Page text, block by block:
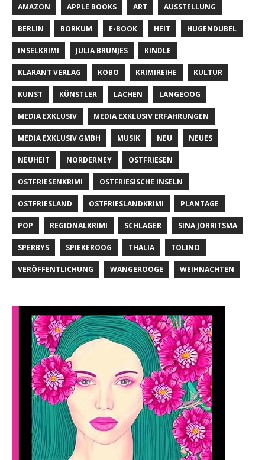
AMAZON APPLE BOOKS ART AUSSTELLUNG
BERLIN BORKUM E-BOOK HEIT HUGENDUBEL
INSELKRIMI JULIA BRUNJES KINDLE
KLARANT VERLAG KOBO KRIMIREIHE KULTUR
KUNST KÜNSTLER LACHEN LANGEOOG
MEDIA EXKLUSIV MEDIA EXKLUSIV ERFAHRUNGEN
MEDIA EXKLUSIV GMBH MUSIK NEU NEUES
NEUHEIT NORDERNEY OSTFRIESEN
OSTFRIESENKRIMI OSTFRIESISCHE INSELN
OSTFRIESLAND OSTFRIESLANDKRIMI PLANTAGE
POP REGIONALKRIMI SCHLAGER SINA JORRITSMA
SPERBYS SPIEKEROOG THALIA TOLINO
VERÖFFENTLICHUNG WANGEROOGE WEIHNACHTEN